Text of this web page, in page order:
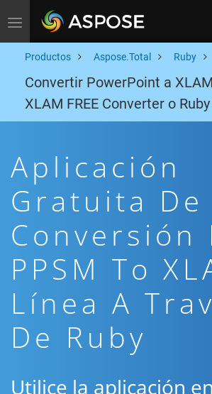
Toggle navigation
Productos Aspose.Total Ruby
Convertir PowerPoint a
XLAM FREE Converter o
Aplicación
Gratuita De
Conversión
PPSM To
Línea A
De Ruby
Utilice la aplicación